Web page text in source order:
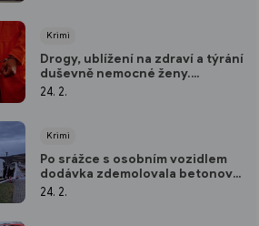
Krimi
Drogy, ublížení na zdraví a týrání
duševně nemocné ženy.
Nebezpečnému páru hrozí až
24. 2.
Krimi
Po srážce s osobním vozidlem
dodávka zdemolovala betonový
sloup
24. 2.